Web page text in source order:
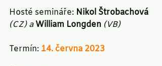
Hosté semináře: Nikol Štrobachová
(CZ) a William Longden (VB)
Termín: 14. června 2023